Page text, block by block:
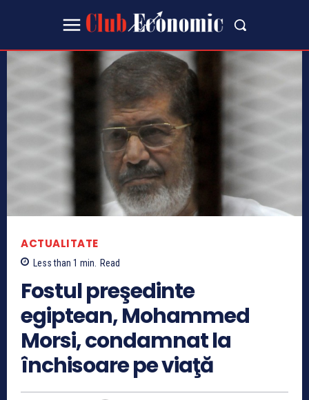
ACTUALITATE
Less than 1 min. Read
Fostul preşedinte
egiptean, Mohammed
Morsi, condamnat la
închisoare pe viaţă